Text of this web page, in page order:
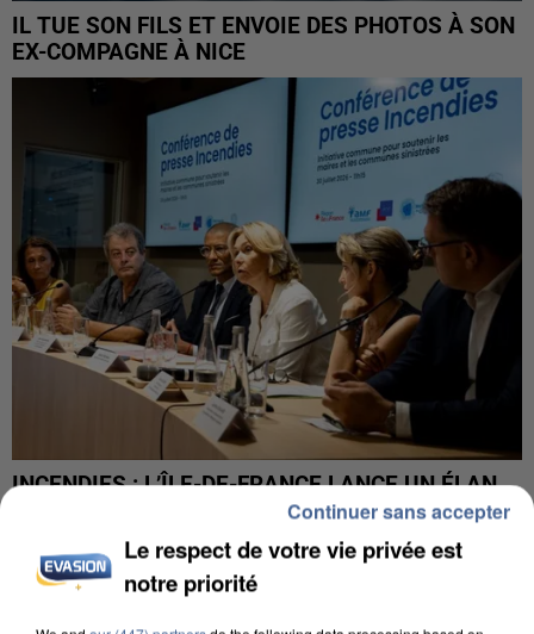
IL TUE SON FILS ET ENVOIE DES PHOTOS À SON
EX-COMPAGNE À NICE
INCENDIES : L’ÎLE-DE-FRANCE LANCE UN ÉLAN
DE SOLIDARITÉ AVEC LES...
Le respect de votre vie privée est
notre priorité
Continuer sans accepter